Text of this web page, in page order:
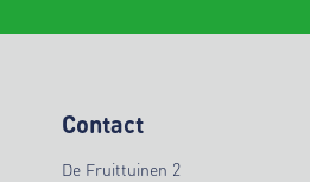
Contact
De Fruittuinen 2